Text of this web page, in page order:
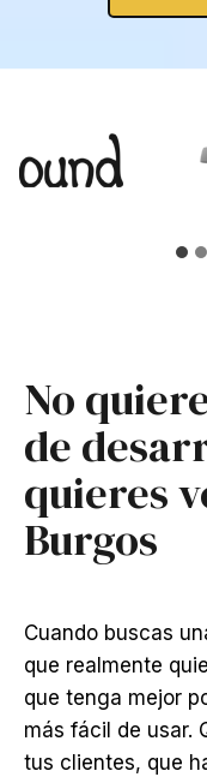
No
de
quieres
Burgos
Cuando buscas
que realmente
que tenga mejor
más fácil de usar.
tus clientes, que